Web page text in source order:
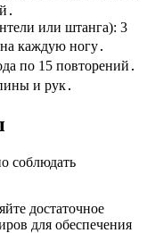
или штанга): 3
каждую ногу․
по 15 повторений․
и рук․
соблюдать
достаточное
для обеспечения